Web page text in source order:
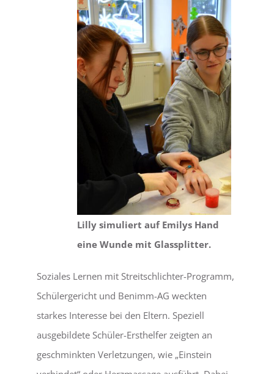
Lilly simuliert auf Emilys Hand
eine Wunde mit Glassplitter.
Soziales Lernen mit Streitschlichter-Programm,
Schülergericht und Benimm-AG weckten
starkes Interesse bei den Eltern. Speziell
ausgebildete Schüler-Ersthelfer zeigten an
geschminkten Verletzungen, wie „Einstein